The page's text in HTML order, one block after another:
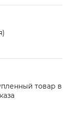
товар в